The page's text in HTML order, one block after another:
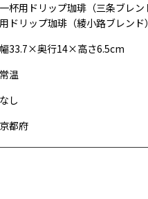
一杯用ドリップ珈琲（三条ブレ
用ドリップ珈琲（綾小路ブレン
幅33.7×奥行14×高さ6.5cm
常温
なし
京都府